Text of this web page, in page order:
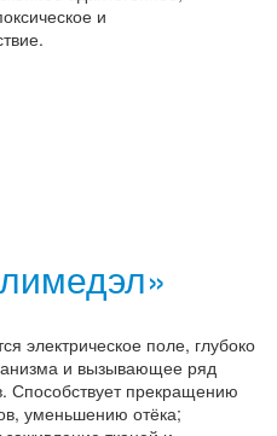
и
электрическое поле, глубоко
и вызывающее ряд
Способствует прекращению
уменьшению отёка;